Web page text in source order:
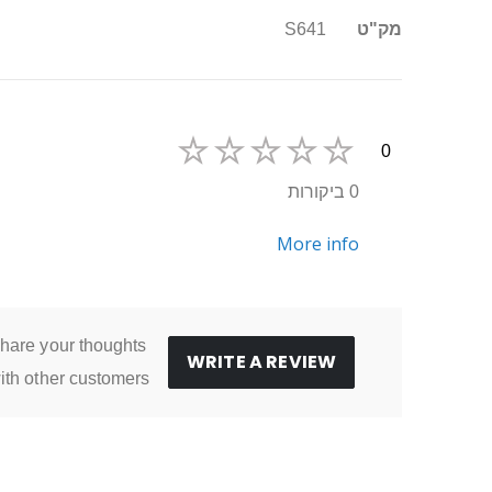
מידע
מק"ט S641
0
0 ביקורות
More info
WRITE A REVIEW
your thoughts
other customers